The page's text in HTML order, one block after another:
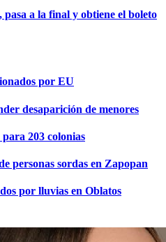
pasa a la final y obtiene el boleto
por EU
desaparición de menores
203 colonias
personas sordas en Zapopan
por lluvias en Oblatos